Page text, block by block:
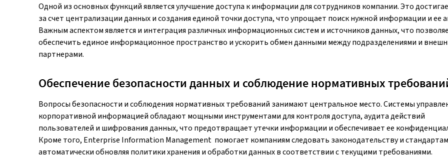
Одной из основных функций является улучшение доступа к информации для сотрудников компании. Это
за счет централизации данных и создания единой точки доступа, что упрощает поиск нужной информации и ее
Важным аспектом является и интеграция различных информационных систем и источников данных, что
обеспечить единое информационное пространство и ускорить обмен данными между подразделениями и
партнерами.
Обеспечение безопасности данных и соблюдение нормативных
Вопросы безопасности и соблюдения нормативных требований занимают центральное место. Системы
корпоративной информацией обладают мощными инструментами для контроля доступа, аудита действий
пользователей и шифрования данных, что предотвращает утечки информации и обеспечивает ее
Кроме того, Enterprise Information Management помогает компаниям следовать законодательству и
автоматически обновляя политики хранения и обработки данных в соответствии с текущими требованиями.